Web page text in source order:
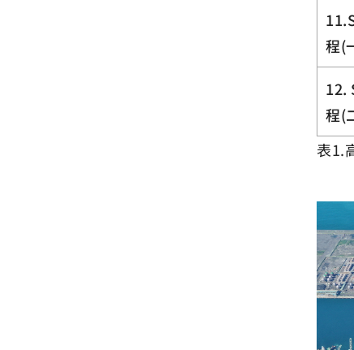
程(
12.
程(
表1.